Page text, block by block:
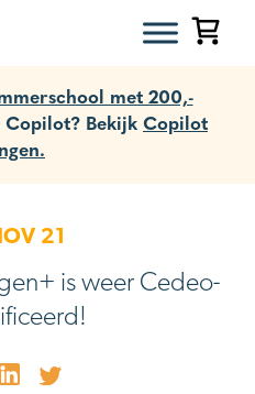
met 200,-
Copilot? Bekijk Copilot
21
is weer Cedeo-